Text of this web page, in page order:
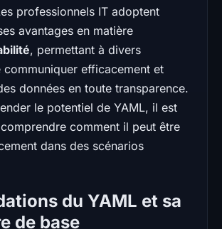
professionnels IT adoptent
avantages en matière
, permettant à divers
communiquer efficacement et
données en toute transparence.
le potentiel de YAML, il est
comment il peut être
dans des scénarios
du YAML et sa
de base